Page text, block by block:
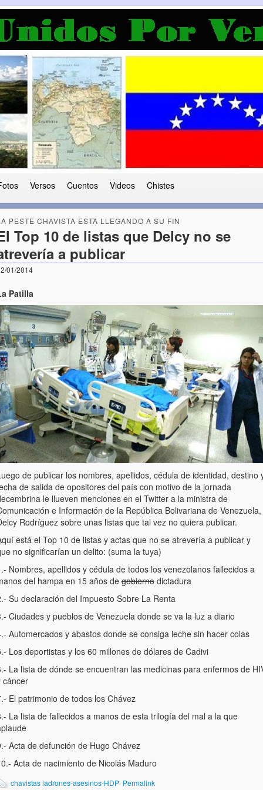
Democracia
le ha caido a esta tierra
Versos Cuentos Videos Chistes
PESTE CHAVISTA ESTA LLEGANDO A SU FIN
Top 10 de listas que Delcy no se
a publicar
01/2014
Patilla
de publicar los nombres, apellidos, cédula de identidad, destino
de salida de opositores del país con motivo de la jornada
le llueven menciones en el Twitter a la ministra de
e Información de la República Bolivariana de Venezuela,
Rodríguez sobre unas listas que tal vez no quiera publicar.
está el Top 10 de listas y actas que no se atrevería a publicar y
no significarían un delito: (suma la tuya)
Nombres, apellidos y cédula de todos los venezolanos fallecidos a
del hampa en 15 años degobiernodictadura
Su declaración del Impuesto Sobre La Renta
Ciudades y pueblos de Venezuela donde se va la luz a diario
Automercados y abastos donde se consiga leche sin hacer colas
Los deportistas y los 60 millones de dólares de Cadivi
La lista de dónde se encuentran las medicinas para enfermos de
cáncer
El patrimonio de todos los Chávez
La lista de fallecidos a manos de esta trilogía del mal a la que
Acta de defunción de Hugo Chávez
Acta de nacimiento de Nicolás Maduro
chavistas ladrones-asesinos-HDP Permalink